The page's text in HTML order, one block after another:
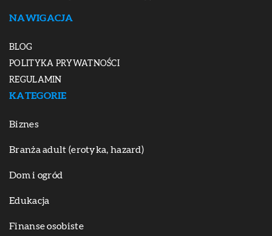
NAWIGACJA
BLOG
POLITYKA PRYWATNOŚCI
REGULAMIN
KATEGORIE
Biznes
Branża adult (erotyka, hazard)
Dom i ogród
Edukacja
Finanse osobiste